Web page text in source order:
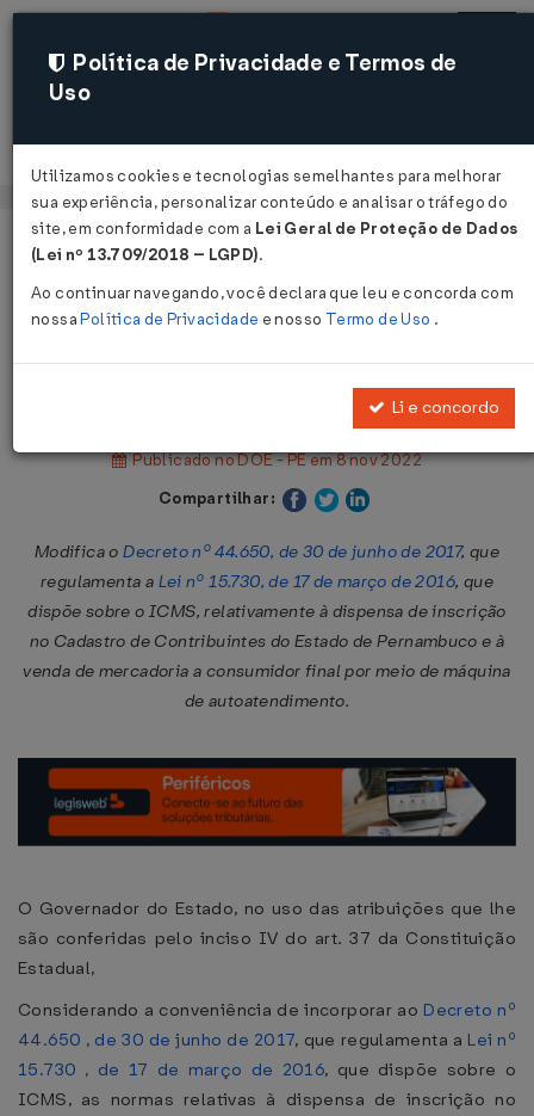
Acessar
Página Inicial
Legislações
Decreto Nº 53947 DE 07/11/2022
Publicado no DOE - PE em 8 nov 2022
Compartilhar:
Modifica oDecreto nº 44.650, de 30 de junho de 2017, que
regulamenta a Lei nº 15.730, de 17 de março de 2016, que
dispõe sobre o ICMS, relativamente à dispensa de inscrição
no Cadastro de Contribuintes do Estado de Pernambuco e à
venda de mercadoria a consumidor final por meio de máquina
de autoatendimento.
O Governador do Estado, no uso das atribuições que lhe
são conferidas pelo inciso IV do art. 37 da Constituição
Estadual,
Considerando a conveniência de incorporar ao Decreto nº
44.650 , de 30 de junho de 2017, que regulamenta a Lei nº
15.730 , de 17 de março de 2016, que dispõe sobre o
ICMS, as normas relativas à dispensa de inscrição no
Política de Privacidade e Termos de
Uso
Utilizamos cookies e tecnologias semelhantes para melhorar
sua experiência, personalizar conteúdo e analisar o tráfego do
site, em conformidade com a Lei Geral de Proteção de Dados
(Lei nº 13.709/2018 – LGPD).
Ao continuar navegando, você declara que leu e concorda com
nossaPolítica de Privacidade e nosso Termo de Uso .
Li e concordo